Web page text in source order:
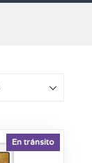
En tránsito